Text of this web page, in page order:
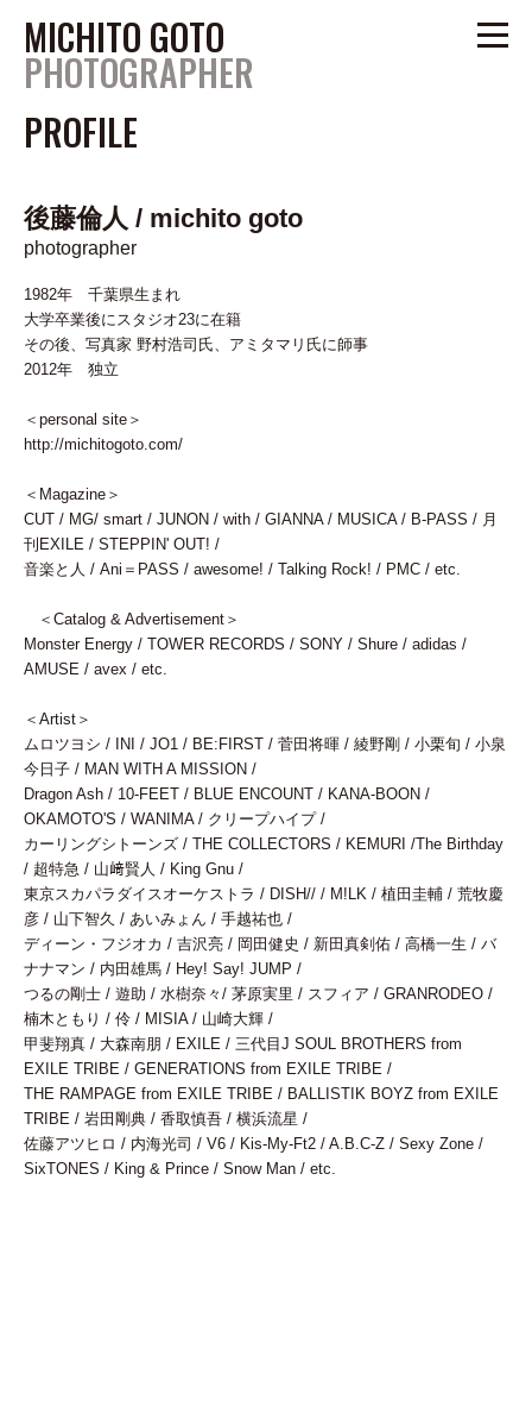
ARTIST
MUSIC
/
anou@um-tokyo.com
tel.03-6805-0989
www.um-tokyo.com
TOP
MICHITO GOTO
PHOTOGRAPHER
PROFILE
後藤倫人 / michito goto
photographer
1982年 千葉県生まれ
大学卒業後にスタジオ23に在籍
その後、写真家 野村浩司氏、アミタマリ氏に師事
2012年 独立
＜personal site＞
http://michitogoto.com/
＜Magazine＞
CUT / MG/ smart / JUNON / with / GIANNA / MUSICA / B-PASS / 月
刊EXILE / STEPPIN' OUT! /
音楽と人 / Ani＝PASS / awesome! / Talking Rock! / PMC / etc.
＜Catalog & Advertisement＞
Monster Energy / TOWER RECORDS / SONY / Shure / adidas /
AMUSE / avex / etc.
＜Artist＞
ムロツヨシ / INI / JO1 / BE:FIRST / 菅田将暉 / 綾野剛 / 小栗旬 / 小泉
今日子 / MAN WITH A MISSION /
Dragon Ash / 10-FEET / BLUE ENCOUNT / KANA-BOON /
OKAMOTO'S / WANIMA / クリープハイプ /
カーリングシトーンズ / THE COLLECTORS / KEMURI /The Birthday
/ 超特急 / 山﨑賢人 / King Gnu /
東京スカパラダイスオーケストラ / DISH// / M!LK / 植田圭輔 / 荒牧慶
彦 / 山下智久 / あいみょん / 手越祐也 /
ディーン・フジオカ / 吉沢亮 / 岡田健史 / 新田真剣佑 / 高橋一生 / バ
ナナマン / 内田雄馬 / Hey! Say! JUMP /
つるの剛士 / 遊助 / 水樹奈々/ 茅原実里 / スフィア / GRANRODEO /
楠木ともり / 伶 / MISIA / 山崎大輝 /
甲斐翔真 / 大森南朋 / EXILE / 三代目J SOUL BROTHERS from
EXILE TRIBE / GENERATIONS from EXILE TRIBE /
THE RAMPAGE from EXILE TRIBE / BALLISTIK BOYZ from EXILE
TRIBE / 岩田剛典 / 香取慎吾 / 横浜流星 /
佐藤アツヒロ / 内海光司 / V6 / Kis-My-Ft2 / A.B.C-Z / Sexy Zone /
SixTONES / King & Prince / Snow Man / etc.